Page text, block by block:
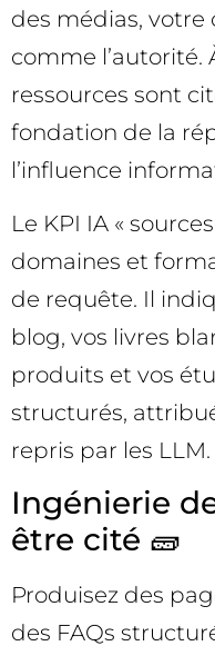
des médias, votre
comme l’autorité.
ressources sont
fondation de la
l’influence
Le KPI IA «
domaines et
de requête. Il
blog, vos livres
produits et vos
structurés,
repris par les LLM.
Ingénierie
être cité 🧱
Produisez des
des FAQs